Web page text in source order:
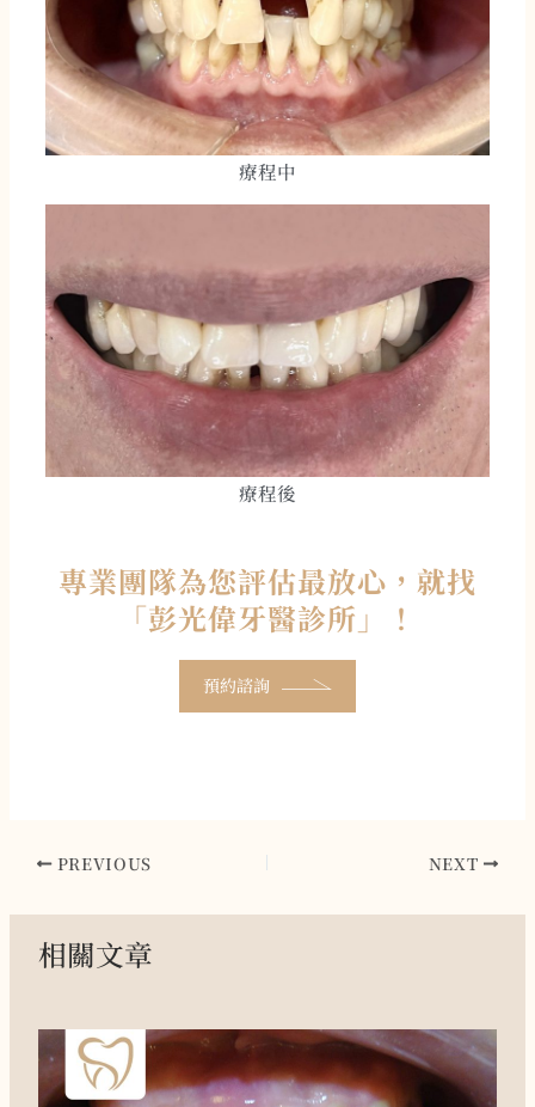
療程中
療程後
專業團隊為您評估最放心，就找
「彭光偉牙醫診所」！
預約諮詢
PREVIOUS NEXT
相關文章